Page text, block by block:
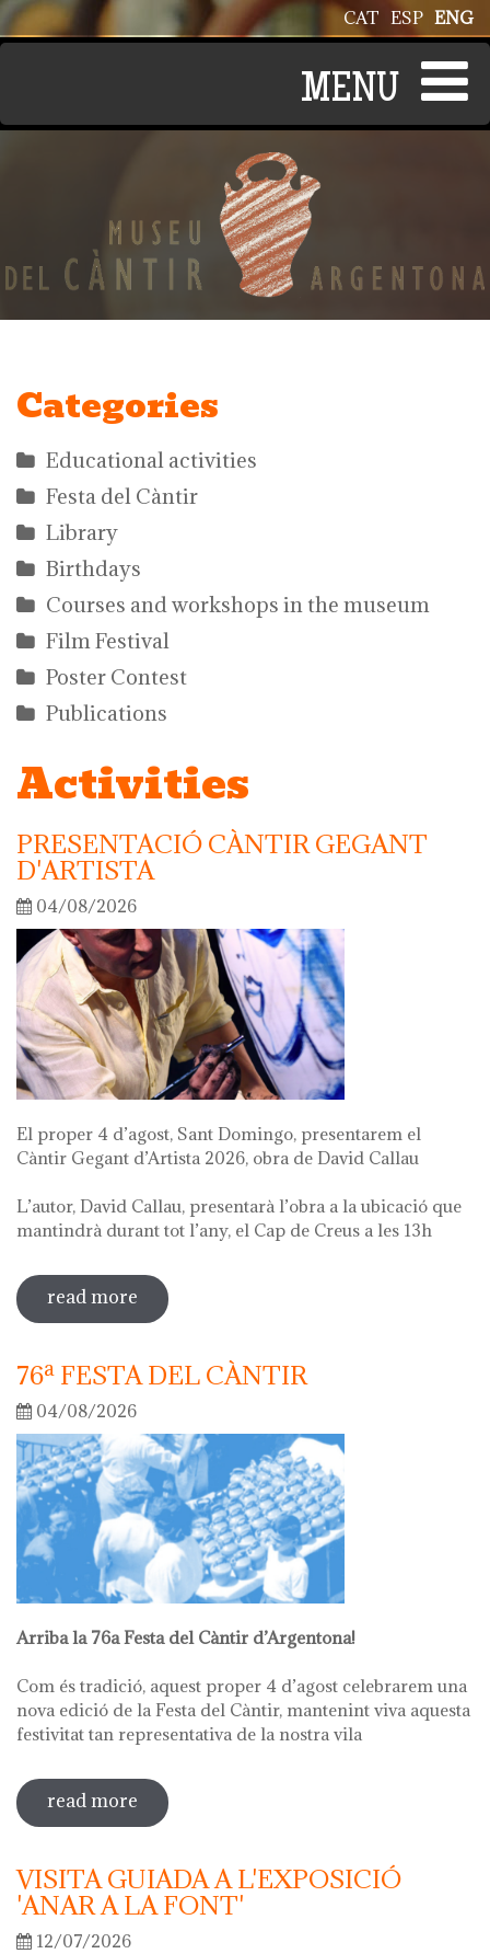
Skip to main content ENG
ESP
CAT
Categories
Educational activities
Festa del Càntir
Library
Birthdays
Courses and workshops in the museum
Film Festival
Poster Contest
Publications
Activities
PRESENTACIÓ CÀNTIR GEGANT
D'ARTISTA
04/08/2026
El proper 4 d’agost, Sant Domingo, presentarem el
Càntir Gegant d’Artista 2026, obra de David Callau
L’autor, David Callau, presentarà l’obra a la ubicació que
mantindrà durant tot l’any, el Cap de Creus a les 13h
read more sobre presentació càntir gegant
d'artista
76ª FESTA DEL CÀNTIR
04/08/2026
Arriba la 76a Festa del Càntir d’Argentona!
Com és tradició, aquest proper 4 d’agost celebrarem una
nova edició de la Festa del Càntir, mantenint viva aquesta
festivitat tan representativa de la nostra vila
read more sobre 76ª festa del càntir
VISITA GUIADA A L'EXPOSICIÓ
'ANAR A LA FONT'
12/07/2026